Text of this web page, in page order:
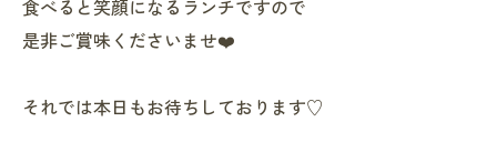
食べると笑顔になるランチですので
是非ご賞味くださいませ❤️
それでは本日もお待ちしております♡